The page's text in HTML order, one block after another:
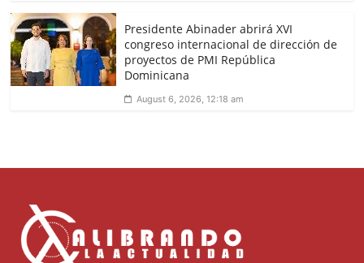
Presidente Abinader abrirá XVI
congreso internacional de dirección de
proyectos de PMI República
Dominicana
August 6, 2026, 12:18 am